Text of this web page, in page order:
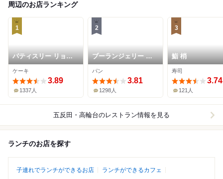
周辺のお店ランキング
1
パティスリー リョー
コ
ケーキ
3.89
1337人
2
ブーランジェリー セ
イジアサクラ
パン
3.81
1298人
3
鮨 梢
寿司
3.74
121人
五反田・高輪台のレストラン情報を見る
ランチのお店を探す
子連れでランチができるお店
ランチができるカフェ